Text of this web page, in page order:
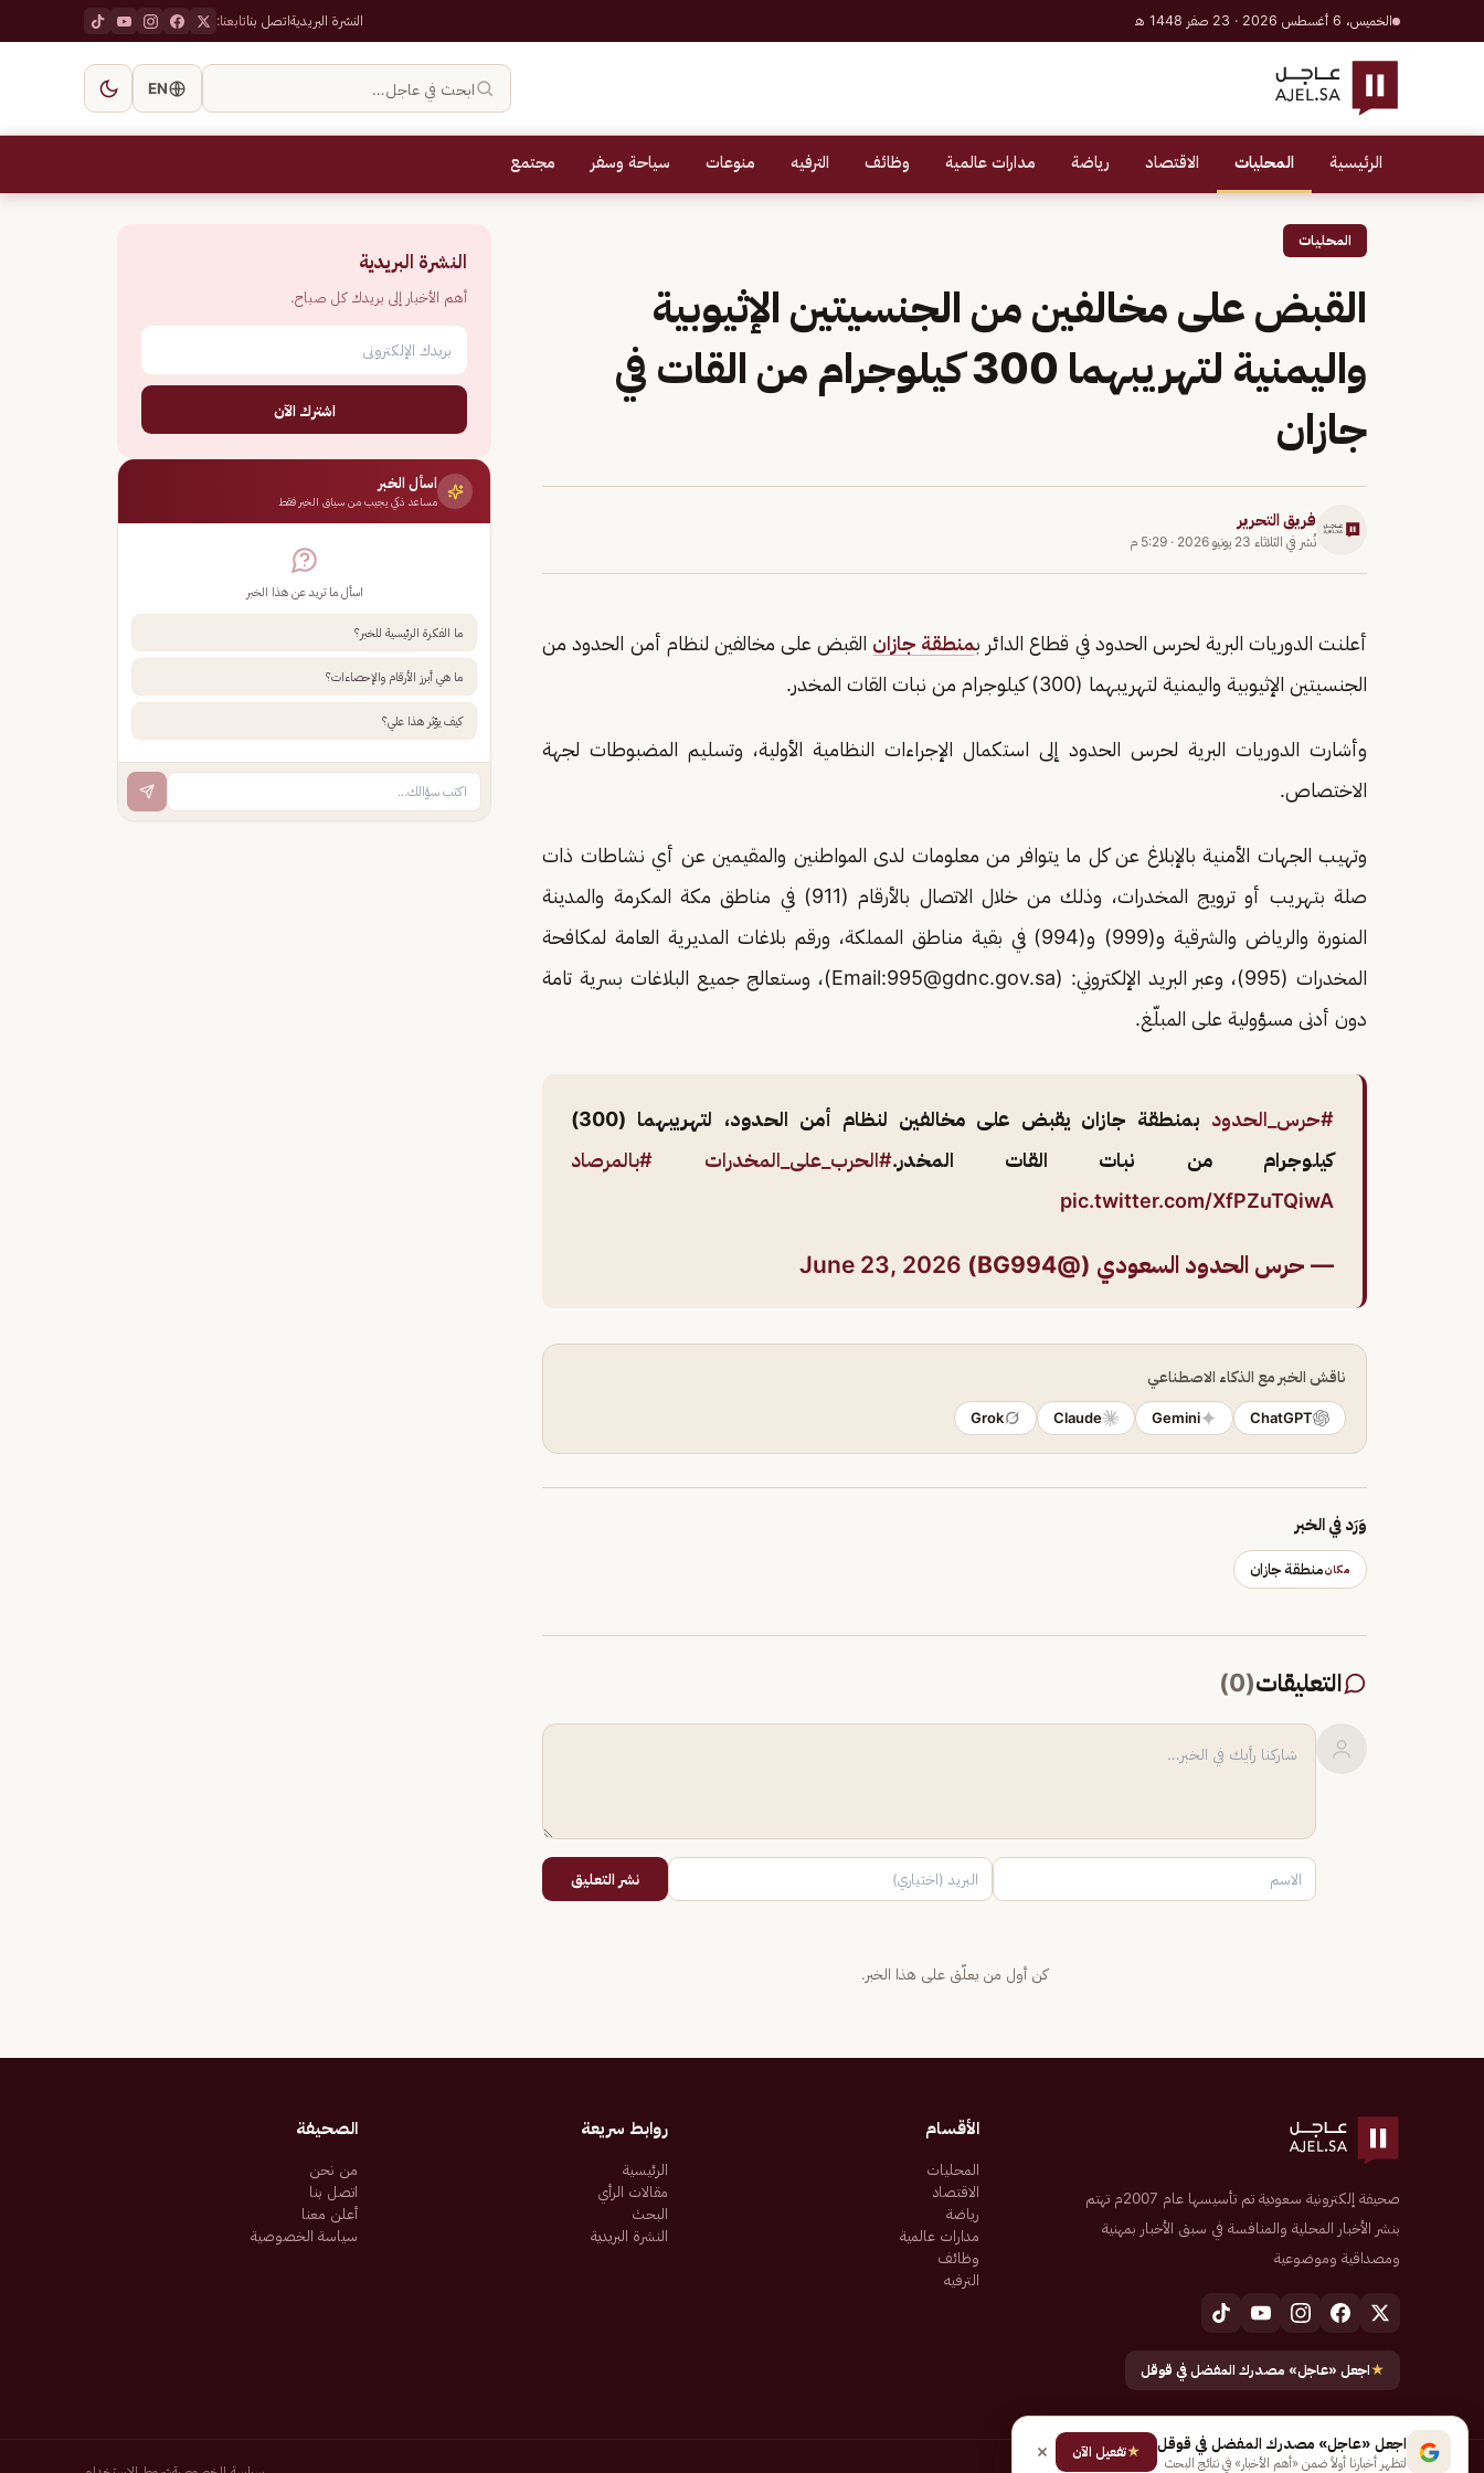
الخميس، 6 أغسطس 2026 · 23 صفر 1448 هـ النشرة البريديةاتصل بناتابعنا:
ابحث في عاجل… EN
الرئيسية المحليات الاقتصاد رياضة مدارات عالمية وظائف الترفيه منوعات سياحة وسفر مجتمع
المحليات
القبض على مخالفين من الجنسيتين الإثيوبية
واليمنية لتهريبهما 300 كيلوجرام من القات في
جازان
فريق التحرير
نُشر في الثلاثاء 23 يونيو 2026 · 5:29 م
أعلنت الدوريات البرية لحرس الحدود في قطاع الدائر بمنطقة جازان القبض على مخالفين لنظام أمن الحدود من
الجنسيتين الإثيوبية واليمنية لتهريبهما (300) كيلوجرام من نبات القات المخدر.
وأشارت الدوريات البرية لحرس الحدود إلى استكمال الإجراءات النظامية الأولية، وتسليم المضبوطات لجهة
الاختصاص.
وتهيب الجهات الأمنية بالإبلاغ عن كل ما يتوافر من معلومات لدى المواطنين والمقيمين عن أي نشاطات ذات
صلة بتهريب أو ترويج المخدرات، وذلك من خلال الاتصال بالأرقام (911) في مناطق مكة المكرمة والمدينة
المنورة والرياض والشرقية و(999) و(994) في بقية مناطق المملكة، ورقم بلاغات المديرية العامة لمكافحة
المخدرات (995)، وعبر البريد الإلكتروني: (Email:
995@gdnc.gov.sa
)، وستعالج جميع البلاغات بسرية تامة
دون أدنى مسؤولية على المبلّغ.
#حرس_الحدود
بمنطقة جازان يقبض على مخالفين لنظام أمن الحدود، لتهريبهما (300)
كيلوجرام من نبات القات المخدر.#الحرب_على_المخدرات
#بالمرصاد
pic.twitter.com/XfPZuTQiwA
— حرس الحدود السعودي (@BG994) June 23, 2026
ناقش الخبر مع الذكاء الاصطناعي
ChatGPT
Gemini
Claude
Grok
وَرَد في الخبر
مكانمنطقة جازان
التعليقات(
0
)
نشر التعليق
كن أول من يعلّق على هذا الخبر.
النشرة البريدية
أهم الأخبار إلى بريدك كل صباح.
اشترك الآن
اسأل الخبر
مساعد ذكي يجيب من سياق الخبر فقط
اسأل ما تريد عن هذا الخبر
ما الفكرة الرئيسية للخبر؟
ما هي أبرز الأرقام والإحصاءات؟
كيف يؤثر هذا علي؟
صحيفة إلكترونية سعودية تم تأسيسها عام 2007م تهتم
بنشر الأخبار المحلية والمنافسة في سبق الأخبار بمهنية
ومصداقية وموضوعية
★اجعل «عاجل» مصدرك المفضل في قوقل
الأقسام
المحليات
الاقتصاد
رياضة
مدارات عالمية
وظائف
الترفيه
روابط سريعة
الرئيسية
مقالات الرأي
البحث
النشرة البريدية
الصحيفة
من نحن
اتصل بنا
أعلن معنا
سياسة الخصوصية
اجعل «عاجل» مصدرك المفضل في قوقل
لتظهر أخبارنا أولاً ضمن «أهم الأخبار» في نتائج البحث
★تفعيل الآن